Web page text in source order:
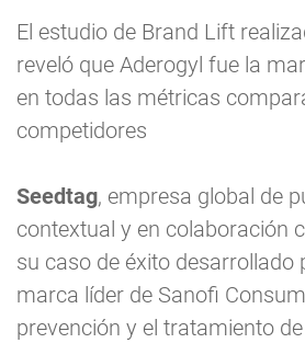
El estudio de Brand Lift
reveló que Aderogyl fue la
en todas las métricas
competidores
Seedtag, empresa global de
contextual y en colaboración
su caso de éxito desarrollado
marca líder de Sanofi
prevención y el tratamiento